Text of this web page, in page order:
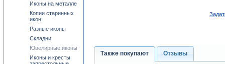
Также покупают Отзывы
Иконы на металле
Копии старинных
икон
Разные иконы
Складни
Ювелирные иконы
Иконы и кресты